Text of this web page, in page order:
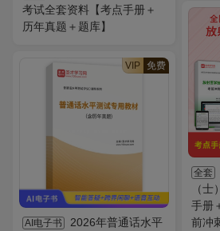
考试全套资料【考点手册＋
历年真题＋题库】
全套
（
手册
前冲
VIP 免费
AI电子书
2026年普通话水平